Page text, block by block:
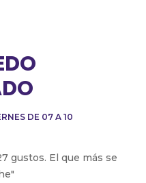
DE 07 A 10
gustos. El que más se